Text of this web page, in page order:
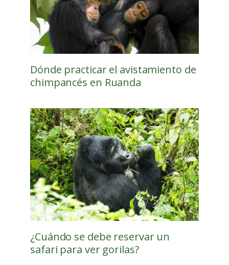
Dónde practicar el avistamiento de
chimpancés en Ruanda
¿Cuándo se debe reservar un
safari para ver gorilas?